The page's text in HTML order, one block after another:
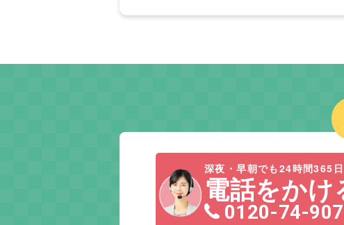
深夜・早朝でも24時間365
電話をかけ
0120-74-